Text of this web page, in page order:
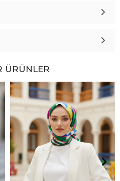
ÜRÜNLER